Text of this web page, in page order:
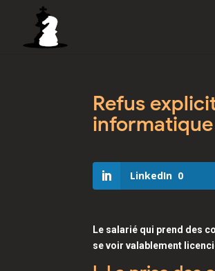
Refus
informatique
LinkedIn 0
Le salarié qui prend des
se voir valablement